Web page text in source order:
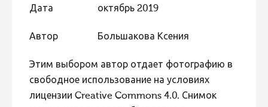
Дата октябрь 2019
Автор Большакова Ксения
Этим выбором автор отдает фотографию в
свободное использование на условиях
лицензии Creative Commons 4.0. Снимок